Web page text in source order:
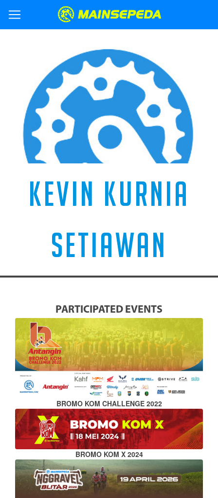
KEVIN KURNIA
SETIAWAN
PARTICIPATED EVENTS
BROMO KOM CHALLENGE 2022
BROMO KOM X 2024